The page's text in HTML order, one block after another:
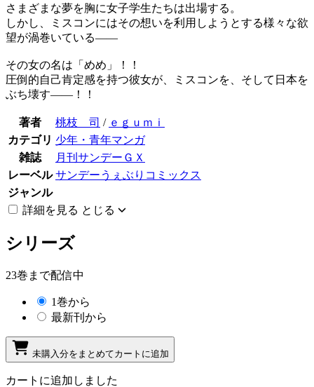
さまざまな夢を胸に女子学生たちは出場する。
しかし、ミスコンにはその想いを利用しようとする様々な欲
望が渦巻いている――
その女の名は「めめ」！！
圧倒的自己肯定感を持つ彼女が、ミスコンを、そして日本を
ぶち壊す――！！
著者 桃枝 司 / ｅｇｕｍｉ
カテゴリ 少年・青年マンガ
雑誌
月刊サンデーＧＸ
レーベル サンデーうぇぶりコミックス
ジャンル
詳細を見る とじる
シリーズ
23巻まで配信中
1巻から
最新刊から
未購入分をまとめてカートに追加
カートに追加しました